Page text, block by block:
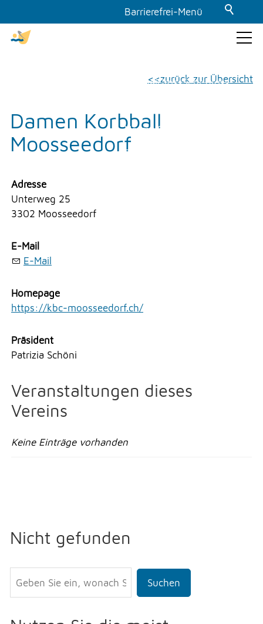
Barrierefrei-Menü
Powered by Weblication® CMS
NormalGrossSehr gross
Normal Stark
Dunkelmodus
THEMEN & VERWALTUNG
FREIZEIT
NOTFALL
TELEFON
zurück zur Übersicht
Damen Korbball
Moosseedorf
Adresse
Unterweg 25
3302 Moosseedorf
E-Mail
E-Mail
Homepage
https://kbc-moosseedorf.ch/
Präsident
Patrizia Schöni
Veranstaltungen dieses
Vereins
Keine Einträge vorhanden
Nicht gefunden
Suchen